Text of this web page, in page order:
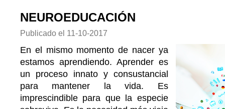
NEUROEDUCACIÓN
Publicado el 11-10-2017
En el mismo momento de nacer ya
estamos aprendiendo. Aprender es
un proceso innato y consustancial
para mantener la vida. Es
imprescindible para que la especie